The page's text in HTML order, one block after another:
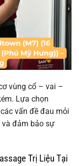
vùng cổ – vai –
Lựa chọn
vấn đề đau mỏi
đảm bảo sự
Trị Liệu Tại